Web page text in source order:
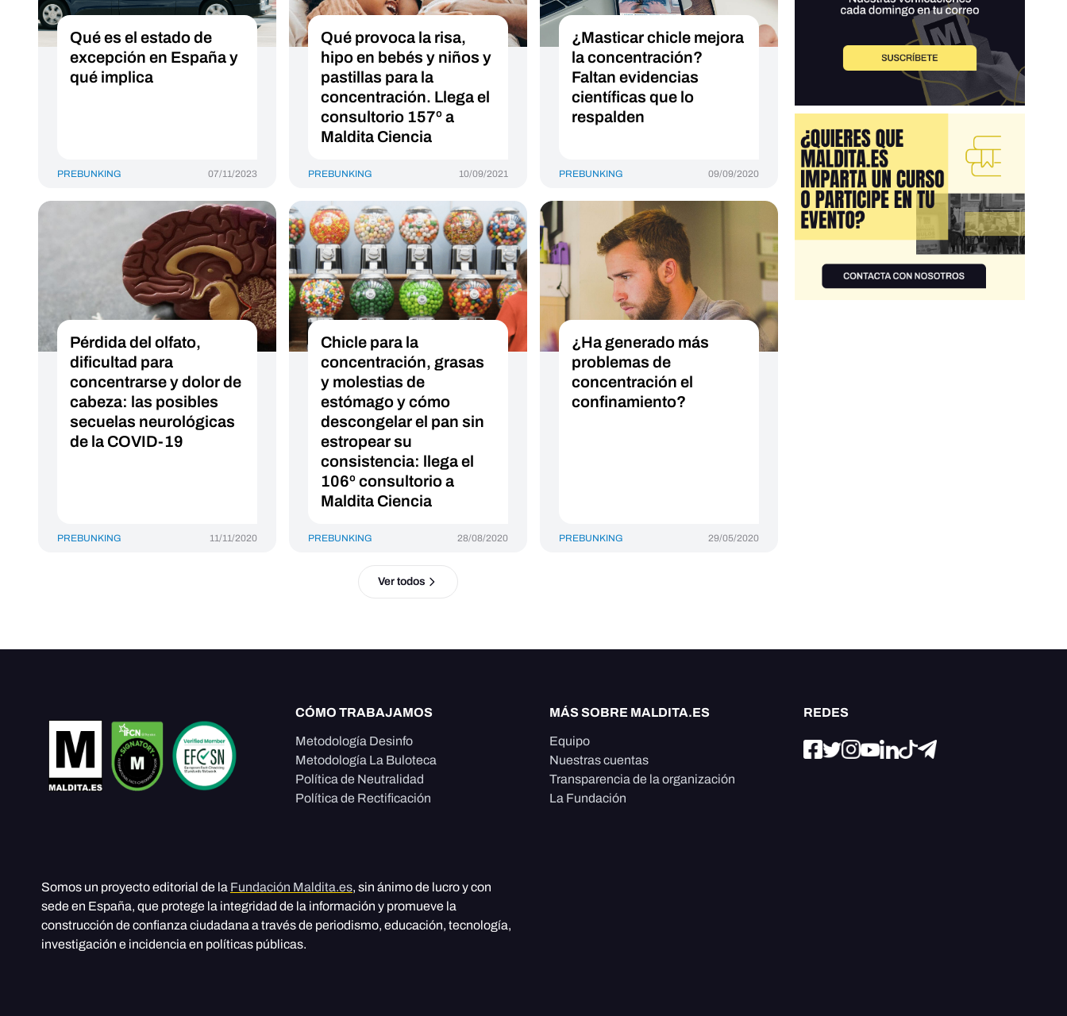
Qué es el estado de
excepción en España y
qué implica
PREBUNKING 07/11/2023
Qué provoca la risa,
hipo en bebés y niños y
pastillas para la
concentración. Llega el
consultorio 157º a
Maldita Ciencia
PREBUNKING 10/09/2021
¿Masticar chicle mejora
la concentración?
Faltan evidencias
científicas que lo
respalden
PREBUNKING 09/09/2020
Pérdida del olfato,
dificultad para
concentrarse y dolor de
cabeza: las posibles
secuelas neurológicas
de la COVID-19
PREBUNKING 11/11/2020
Chicle para la
concentración, grasas
y molestias de
estómago y cómo
descongelar el pan sin
estropear su
consistencia: llega el
106º consultorio a
Maldita Ciencia
PREBUNKING 28/08/2020
¿Ha generado más
problemas de
concentración el
confinamiento?
PREBUNKING 29/05/2020
Ver todos
CÓMO TRABAJAMOS
Metodología Desinfo
Metodología La Buloteca
Política de Neutralidad
Política de Rectificación
MÁS SOBRE MALDITA.ES
Equipo
Nuestras cuentas
Transparencia de la organización
La Fundación
REDES
Somos un proyecto editorial de la Fundación Maldita.es, sin ánimo de lucro y con
sede en España, que protege la integridad de la información y promueve la
construcción de confianza ciudadana a través de periodismo, educación, tecnología,
investigación e incidencia en políticas públicas.